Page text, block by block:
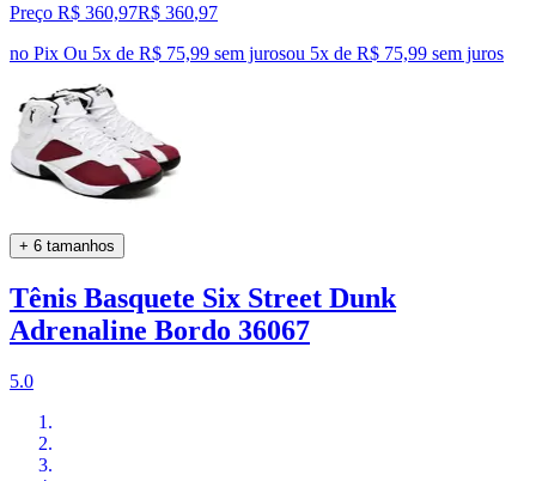
Preço R$ 360,97R$ 360,97
no Pix Ou 5x de R$ 75,99 sem jurosou 5x de R$ 75,99 sem juros
+ 6 tamanhos
Tênis Basquete Six Street Dunk
Adrenaline Bordo 36067
5.0